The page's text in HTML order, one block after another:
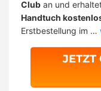
Club an und
Handtuch
Erstbestellung im …
JETZT